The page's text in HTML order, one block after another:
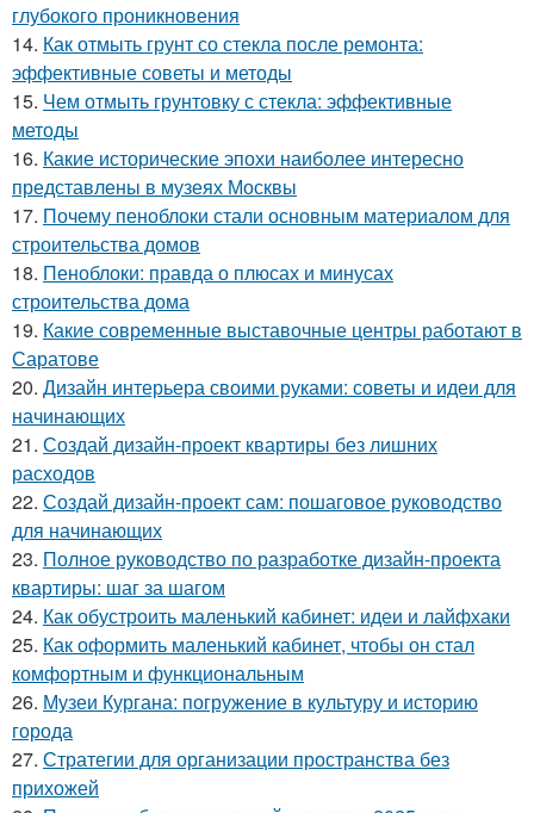
глубокого проникновения
14. Как отмыть грунт со стекла после ремонта:
эффективные советы и методы
15. Чем отмыть грунтовку с стекла: эффективные
методы
16. Какие исторические эпохи наиболее интересно
представлены в музеях Москвы
17. Почему пеноблоки стали основным материалом для
строительства домов
18. Пеноблоки: правда о плюсах и минусах
строительства дома
19. Какие современные выставочные центры работают в
Саратове
20. Дизайн интерьера своими руками: советы и идеи для
начинающих
21. Создай дизайн-проект квартиры без лишних
расходов
22. Создай дизайн-проект сам: пошаговое руководство
для начинающих
23. Полное руководство по разработке дизайн-проекта
квартиры: шаг за шагом
24. Как обустроить маленький кабинет: идеи и лайфхаки
25. Как оформить маленький кабинет, чтобы он стал
комфортным и функциональным
26. Музеи Кургана: погружение в культуру и историю
города
27. Стратегии для организации пространства без
прихожей